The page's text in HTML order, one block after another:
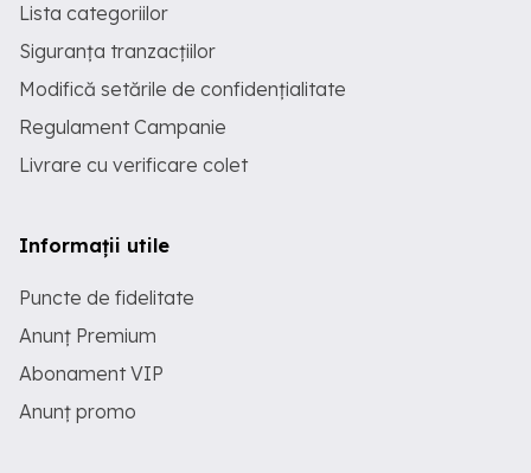
Lista categoriilor
Siguranța tranzacțiilor
Modifică setările de confidențialitate
Regulament Campanie
Livrare cu verificare colet
Informații utile
Puncte de fidelitate
Anunț Premium
Abonament VIP
Anunț promo